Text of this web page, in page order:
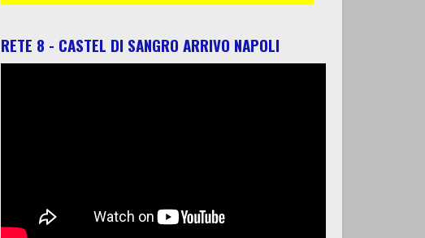
RETE 8 - CASTEL DI SANGRO ARRIVO NAPOLI